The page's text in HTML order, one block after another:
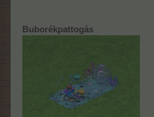
Buborékpattogás